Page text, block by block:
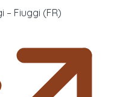
– Fiuggi (FR)